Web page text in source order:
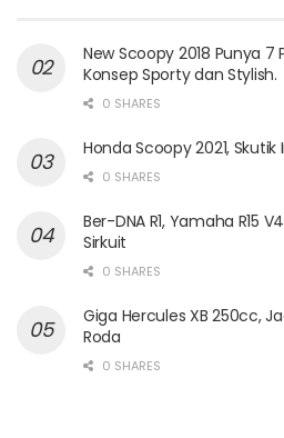
New Scoopy 2018 Punya
Konsep Sporty dan Stylish.
0 SHARES
Honda Scoopy 2021, Skutik
0 SHARES
Ber-DNA R1, Yamaha R15
Sirkuit
0 SHARES
Giga Hercules XB 250cc,
Roda
0 SHARES